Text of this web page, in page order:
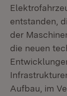
entstanden,
der
die neuen
Aufbau, im